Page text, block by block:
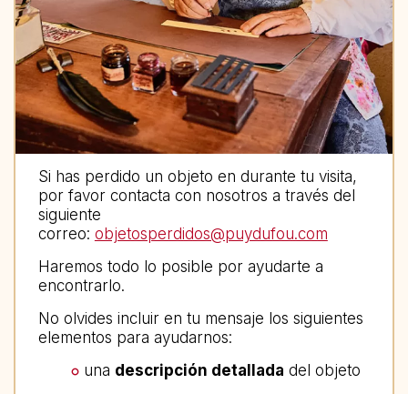
Si has perdido un objeto en durante tu visita,
por favor contacta con nosotros a través del
siguiente
correo: objetosperdidos@puydufou.com
Haremos todo lo posible por ayudarte a
encontrarlo.
No olvides incluir en tu mensaje los siguientes
elementos para ayudarnos:
una descripción detallada del objeto